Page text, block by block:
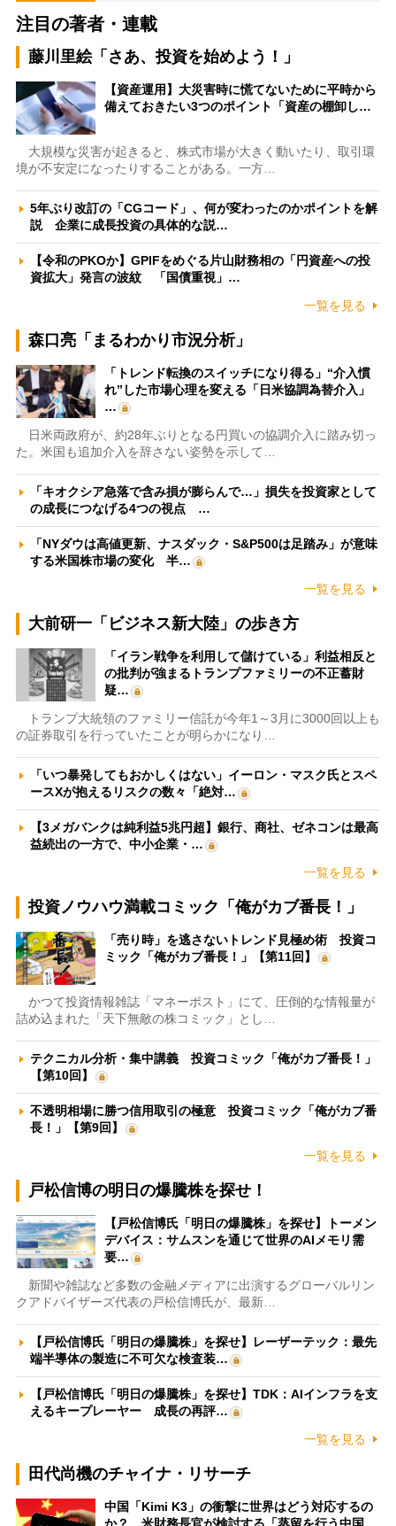
注目の著者・連載
藤川里絵「さあ、投資を始めよう！」
【資産運用】大災害時に慌てないために平時から
備えておきたい3つのポイント「資産の棚卸し…
大規模な災害が起きると、株式市場が大きく動いたり、取引環
境が不安定になったりすることがある。一方…
5年ぶり改訂の「CGコード」、何が変わったのかポイントを解
説 企業に成長投資の具体的な説…
【令和のPKOか】GPIFをめぐる片山財務相の「円資産への投
資拡大」発言の波紋 「国債重視」…
一覧を見る
森口亮「まるわかり市況分析」
「トレンド転換のスイッチになり得る」“介入慣
れ”した市場心理を変える「日米協調為替介入」
…
日米両政府が、約28年ぶりとなる円買いの協調介入に踏み切っ
た。米国も追加介入を辞さない姿勢を示して…
「キオクシア急落で含み損が膨らんで…」損失を投資家として
の成長につなげる4つの視点 …
「NYダウは高値更新、ナスダック・S&P500は足踏み」が意味
する米国株市場の変化 半…
一覧を見る
大前研一「ビジネス新大陸」の歩き方
「イラン戦争を利用して儲けている」利益相反と
の批判が強まるトランプファミリーの不正蓄財
疑…
トランプ大統領のファミリー信託が今年1～3月に3000回以上も
の証券取引を行っていたことが明らかになり…
「いつ暴発してもおかしくはない」イーロン・マスク氏とスペ
ースXが抱えるリスクの数々「絶対…
【3メガバンクは純利益5兆円超】銀行、商社、ゼネコンは最高
益続出の一方で、中小企業・…
一覧を見る
投資ノウハウ満載コミック「俺がカブ番長！」
「売り時」を逃さないトレンド見極め術 投資コ
ミック「俺がカブ番長！」【第11回】
かつて投資情報雑誌「マネーポスト」にて、圧倒的な情報量が
詰め込まれた「天下無敵の株コミック」とし…
テクニカル分析・集中講義 投資コミック「俺がカブ番長！」
【第10回】
不透明相場に勝つ信用取引の極意 投資コミック「俺がカブ番
長！」【第9回】
一覧を見る
戸松信博の明日の爆騰株を探せ！
【戸松信博氏「明日の爆騰株」を探せ】トーメン
デバイス：サムスンを通じて世界のAIメモリ需
要…
新聞や雑誌など多数の金融メディアに出演するグローバルリン
クアドバイザーズ代表の戸松信博氏が、最新…
【戸松信博氏「明日の爆騰株」を探せ】レーザーテック：最先
端半導体の製造に不可欠な検査装…
【戸松信博氏「明日の爆騰株」を探せ】TDK：AIインフラを支
えるキープレーヤー 成長の再評…
一覧を見る
田代尚機のチャイナ・リサーチ
中国「Kimi K3」の衝撃に世界はどう対応するの